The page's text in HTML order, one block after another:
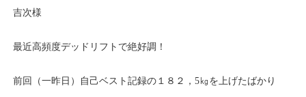
吉次様
最近高頻度デッドリフトで絶好調！
前回（一昨日）自己ベスト記録の１８２，5㎏を上げたばかり